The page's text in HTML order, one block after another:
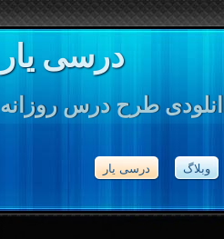
درسی یار
طرح درس روزانه
درسی یار وبلاگ